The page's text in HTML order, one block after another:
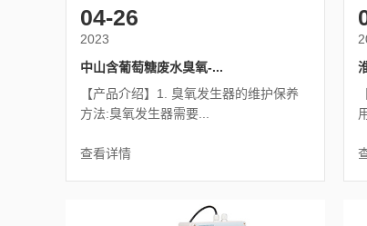
04-26
2023
中山含葡萄糖废水臭氧-...
【产品介绍】1. 臭氧发生器的维护保养
方法:臭氧发生器需要...
查看详情